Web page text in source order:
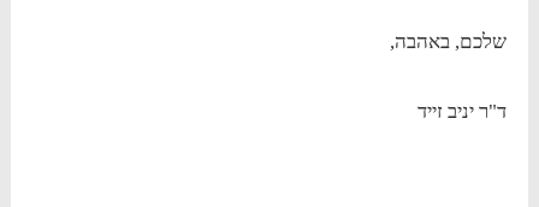
שלכם, באהבה,
ד"ר יניב זייד